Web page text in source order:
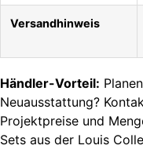
Versandhinweis
Händler-Vorteil:
Neuausstattung?
Projektpreise und
Sets aus der Louis